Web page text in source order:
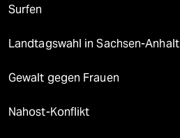
Surfen
Landtagswahl in Sachsen-Anhalt
Gewalt gegen Frauen
Nahost-Konflikt